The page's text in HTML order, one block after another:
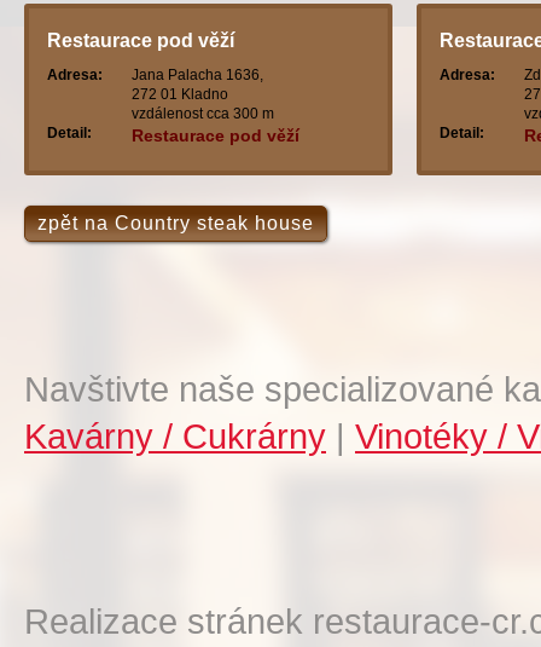
Restaurace pod věží
Adresa:
Jana Palacha 1636,
272 01 Kladno
vzdálenost cca 300 m
Detail:
Restaurace pod věží
Adresa:
Detail:
zpět na Country steak house
Navštivte naše specializované
Kavárny / Cukrárny | Vinotéky /
Realizace stránek restaurace-